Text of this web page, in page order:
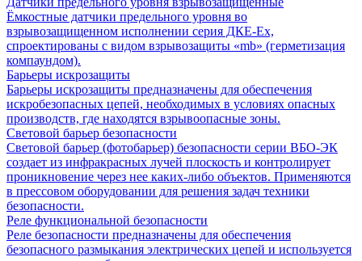
Ёмкостные датчики предельного уровня во
взрывозащищенном исполнении серия ДКЕ-Ех,
спроектированы с видом взрывозащиты «mb» (герметизация
компаундом).
Барьеры искрозащиты
Барьеры искрозащиты предназначены для обеспечения
искробезопасных цепей, необходимых в условиях опасных
производств, где находятся взрывоопасные зоны.
Световой барьер безопасности
Световой барьер (фотобарьер) безопасности серии ВБО-ЭК
создает из инфракрасных лучей плоскость и контролирует
проникновение через нее каких-либо объектов. Применяются
в прессовом оборудовании для решения задач техники
безопасности.
Реле функциональной безопасности
Реле безопасности предназначены для обеспечения
безопасного размыкания электрических цепей и используется